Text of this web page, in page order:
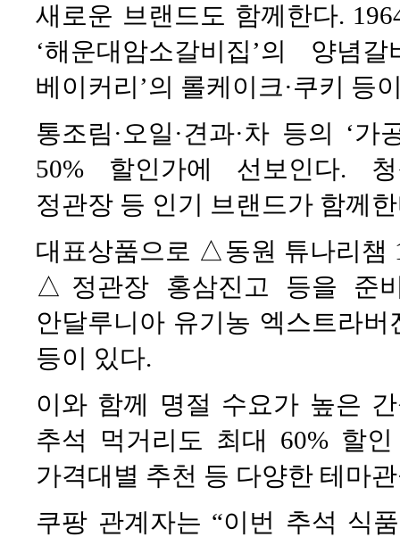
새로운 브랜드도 함께한다.
‘해운대암소갈비집’의 양념
베이커리’의 롤케이크·쿠키 등
통조림·오일·견과·차 등의 ‘
50% 할인가에 선보인다. 청정
정관장 등 인기 브랜드가 함께
대표상품으로 △동원 튜나리챔
△정관장 홍삼진고 등을 준
안달루니아 유기농 엑스트라
등이 있다.
이와 함께 명절 수요가 높은 간
추석 먹거리도 최대 60% 할
가격대별 추천 등 다양한 테마
쿠팡 관계자는 “이번 추석 식